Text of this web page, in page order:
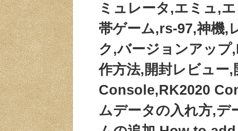
ミュレータ,エミュ,
帯ゲーム,rs-97,神機,
ク,バージョンアッ
作方法,開封レビュー
Console,RK2020
ムデータの入れ方,デ